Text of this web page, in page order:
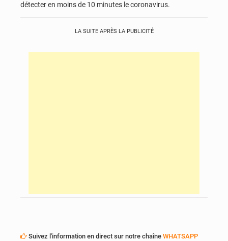
détecter en moins de 10 minutes le coronavirus.
LA SUITE APRÈS LA PUBLICITÉ
Suivez l'information en direct sur notre chaîne WHATSAPP